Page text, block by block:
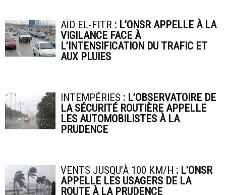
AÏD EL-FITR : L’ONSR APPELLE À LA
VIGILANCE FACE À
L’INTENSIFICATION DU TRAFIC ET
AUX PLUIES
INTEMPÉRIES : L’OBSERVATOIRE DE
LA SÉCURITÉ ROUTIÈRE APPELLE
LES AUTOMOBILISTES À LA
PRUDENCE
VENTS JUSQU’À 100 KM/H : L’ONSR
APPELLE LES USAGERS DE LA
ROUTE À LA PRUDENCE